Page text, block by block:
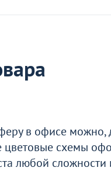
в офисе
цветовые схемы
любой